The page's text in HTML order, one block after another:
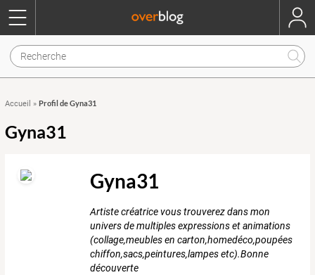
Accueil » Profil de Gyna31
Gyna31
Gyna31
Artiste créatrice vous trouverez dans mon
univers de multiples expressions et animations
(collage,meubles en carton,homedéco,poupées
chiffon,sacs,peintures,lampes etc).Bonne
découverte